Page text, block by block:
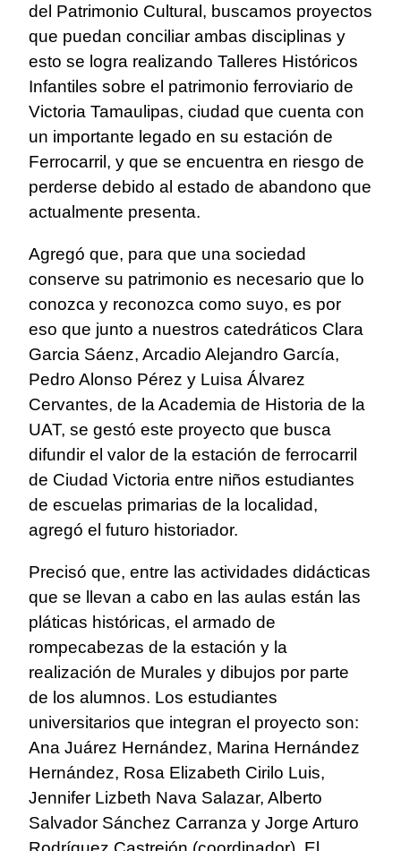
del Patrimonio Cultural, buscamos proyectos
que puedan conciliar ambas disciplinas y
esto se logra realizando Talleres Históricos
Infantiles sobre el patrimonio ferroviario de
Victoria Tamaulipas, ciudad que cuenta con
un importante legado en su estación de
Ferrocarril, y que se encuentra en riesgo de
perderse debido al estado de abandono que
actualmente presenta.
Agregó que, para que una sociedad
conserve su patrimonio es necesario que lo
conozca y reconozca como suyo, es por
eso que junto a nuestros catedráticos Clara
Garcia Sáenz, Arcadio Alejandro García,
Pedro Alonso Pérez y Luisa Álvarez
Cervantes, de la Academia de Historia de la
UAT, se gestó este proyecto que busca
difundir el valor de la estación de ferrocarril
de Ciudad Victoria entre niños estudiantes
de escuelas primarias de la localidad,
agregó el futuro historiador.
Precisó que, entre las actividades didácticas
que se llevan a cabo en las aulas están las
pláticas históricas, el armado de
rompecabezas de la estación y la
realización de Murales y dibujos por parte
de los alumnos. Los estudiantes
universitarios que integran el proyecto son:
Ana Juárez Hernández, Marina Hernández
Hernández, Rosa Elizabeth Cirilo Luis,
Jennifer Lizbeth Nava Salazar, Alberto
Salvador Sánchez Carranza y Jorge Arturo